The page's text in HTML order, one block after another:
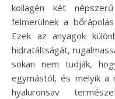
kollagén két
felmerülnek a
Ezek az anyagok
hidratáltságát,
sokan nem tudják,
egymástól, és melyik a
hyaluronsav